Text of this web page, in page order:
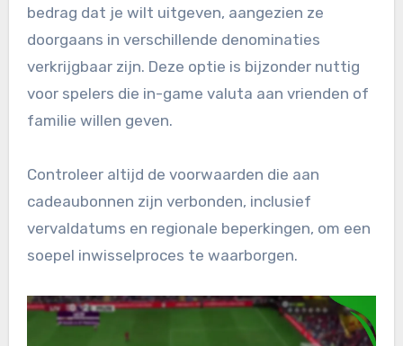
bedrag dat je wilt uitgeven, aangezien ze
doorgaans in verschillende denominaties
verkrijgbaar zijn. Deze optie is bijzonder nuttig
voor spelers die in-game valuta aan vrienden of
familie willen geven.
Controleer altijd de voorwaarden die aan
cadeaubonnen zijn verbonden, inclusief
vervaldatums en regionale beperkingen, om een
soepel inwisselproces te waarborgen.